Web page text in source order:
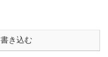
き込む